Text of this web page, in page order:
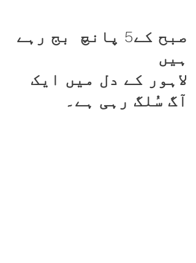
صبح کے5 پانچ بج رہے
ہیں
لاہور کے دل میں ایک
آگ سُلگ رہی ہے۔